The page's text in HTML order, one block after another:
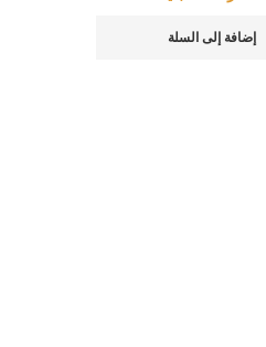
إضافة إلى السلة